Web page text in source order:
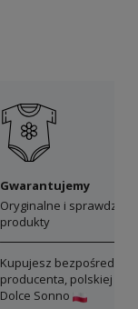
Gwarantujemy
Oryginalne i sprawdzone
produkty
Kupujesz bezpośrednio
producenta, polskiej
Dolce Sonno